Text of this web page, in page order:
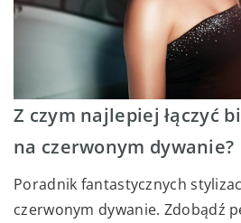
Z czym najlepiej łączyć
na czerwonym dywanie?
Poradnik fantastycznych
czerwonym dywanie. Zdobądź